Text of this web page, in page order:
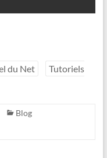
du Net
Tutoriels
Blog